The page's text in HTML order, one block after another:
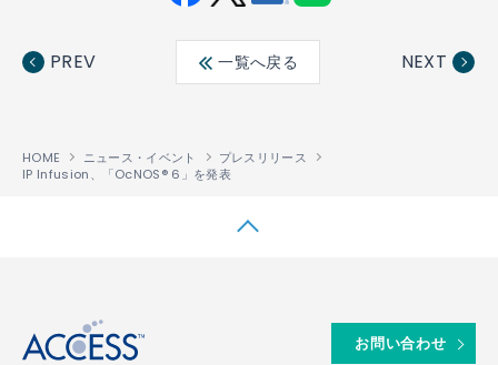
ebo ter
edin
PREV 一覧へ戻る NEXT
HOME ニュース・イベント
プレスリリース
IP Infusion、「OcNOS® 6」を発表
お問い合わせ